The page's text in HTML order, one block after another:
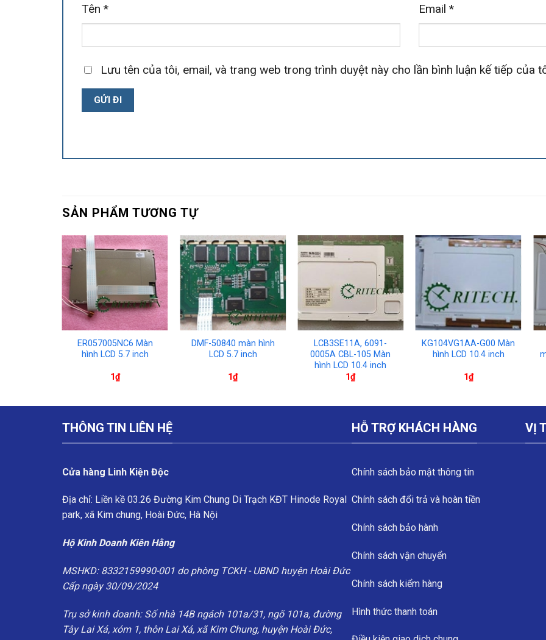
Tên * Email *
Lưu tên của tôi, email, và trang web trong trình duyệt này cho lần bình luận kế tiếp của
SẢN PHẨM TƯƠNG TỰ
ER057005NC6 Màn
hình LCD 5.7 inch
1₫
DMF-50840 màn hình
LCD 5.7 inch
1₫
LCB3SE11A, 6091-
0005A CBL-105 Màn
hình LCD 10.4 inch
1₫
KG104VG1AA-G00 Màn
hình LCD 10.4 inch
1₫
THÔNG TIN LIÊN HỆ
Cửa hàng Linh Kiện Độc
Địa chỉ: Liền kề 03.26 Đường Kim Chung Di Trạch KĐT Hinode Royal
park, xã Kim chung, Hoài Đức, Hà Nội
Hộ Kinh Doanh Kiên Hằng
MSHKD: 8332159990-001 do phòng TCKH - UBND huyện Hoài Đức
Cấp ngày 30/09/2024
Trụ sở kinh doanh: Số nhà 14B ngách 101a/31, ngõ 101a, đường
Tây Lai Xá, xóm 1, thôn Lai Xá, xã Kim Chung, huyện Hoài Đức,
HỖ TRỢ KHÁCH HÀNG
Chính sách bảo mật thông tin
Chính sách đổi trả và hoàn tiền
Chính sách bảo hành
Chính sách vận chuyển
Chính sách kiểm hàng
Hình thức thanh toán
VỊ